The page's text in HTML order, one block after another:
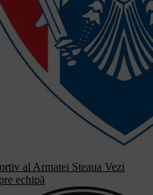
al Armatei Steaua Vezi
echipă